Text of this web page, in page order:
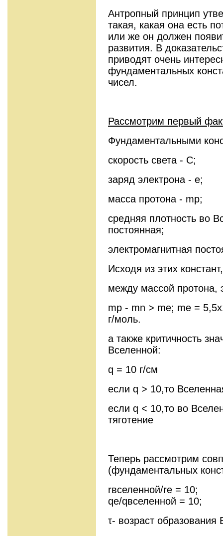
Антропный принцип
такая, какая она есть
или же он должен
развития. В
приводят очень
фундаментальных
чисел.
Рассмотрим первый
Фундаментальными
скорость света - С;
заряд электрона -
масса протона -
средняя плотность во
постоянная;
электромагнитная
Исходя из этих
между массой протона,
mp - mn > me; me =
г/моль.
а также критичность
Вселенной:
q = 10 г/см
если q > 10,то
если q < 10,то во
тяготение
Теперь рассмотрим
(фундаментальных
rвселенной/re =
qe/qвселенной = 10;
τ- возраст образования